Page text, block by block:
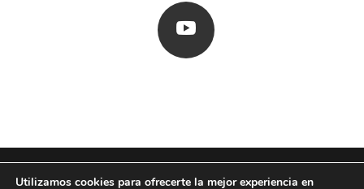
Utilizamos cookies para ofrecerte la mejor experiencia en